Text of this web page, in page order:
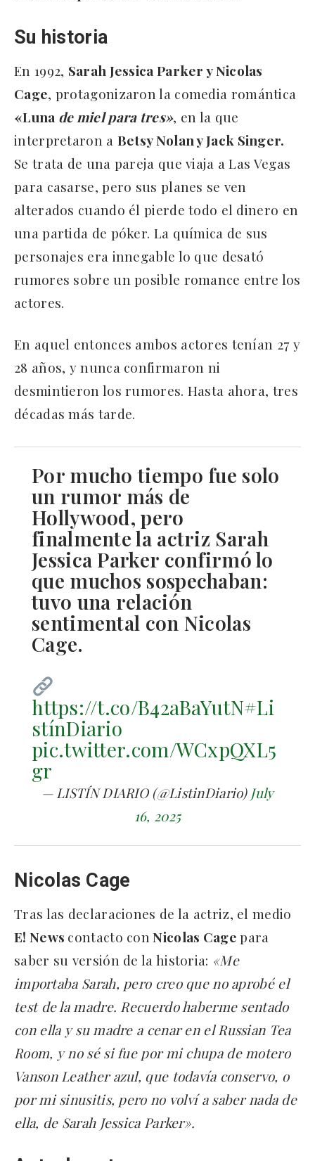
Su historia
En 1992, Sarah Jessica Parker y Nicolas
Cage, protagonizaron la comedia romántica
«Luna de miel para tres», en la que
interpretaron a Betsy Nolan y Jack Singer.
Se trata de una pareja que viaja a Las Vegas
para casarse, pero sus planes se ven
alterados cuando él pierde todo el dinero en
una partida de póker. La química de sus
personajes era innegable lo que desató
rumores sobre un posible romance entre los
actores.
En aquel entonces ambos actores tenían 27 y
28 años, y nunca confirmaron ni
desmintieron los rumores. Hasta ahora, tres
décadas más tarde.
Por mucho tiempo fue solo
un rumor más de
Hollywood, pero
finalmente la actriz Sarah
Jessica Parker confirmó lo
que muchos sospechaban:
tuvo una relación
sentimental con Nicolas
Cage.
https://t.co/B42aBaYutN#Li
stínDiario
pic.twitter.com/WCxpQXL5
gr
— LISTÍN DIARIO (@ListinDiario) July
16, 2025
Nicolas Cage
Tras las declaraciones de la actriz, el medio
E! News contacto con Nicolas Cagepara
saber su versión de la historia: «Me
importaba Sarah, pero creo que no aprobé el
test de la madre. Recuerdo haberme sentado
con ella y su madre a cenar en el Russian Tea
Room, y no sé si fue por mi chupa de motero
Vanson Leather azul, que todavía conservo, o
por mi sinusitis, pero no volví a saber nada de
ella, de Sarah Jessica Parker».